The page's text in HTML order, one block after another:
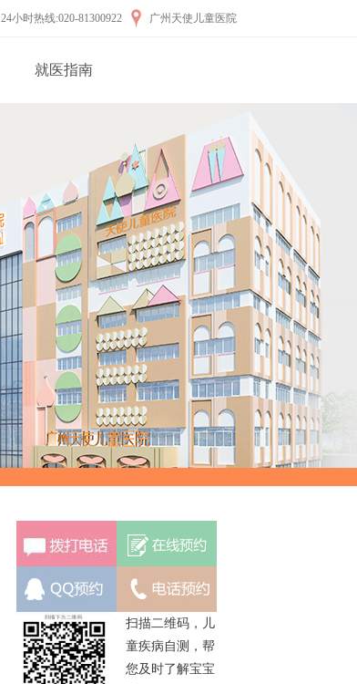
广州天使儿童医院
24小时热线:020-81300922
就医指南
扫描二维码，儿
童疾病自测，帮
您及时了解宝宝